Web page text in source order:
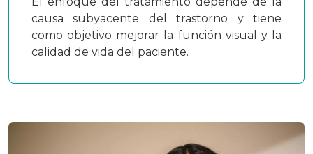
causa subyacente del trastorno y tiene
como objetivo mejorar la función visual y la
calidad de vida del paciente.